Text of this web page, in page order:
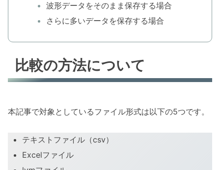
波形データをそのまま保存する場合
さらに多いデータを保存する場合
比較の方法について
本記事で対象としているファイル形式は以下の5つです。
テキストファイル（csv）
Excelファイル